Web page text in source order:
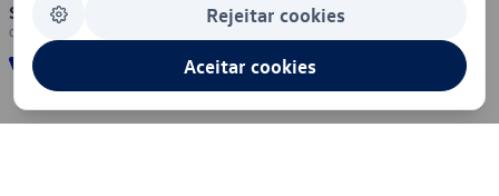
Segurança Rejeitar cookies
Aceitar cookies